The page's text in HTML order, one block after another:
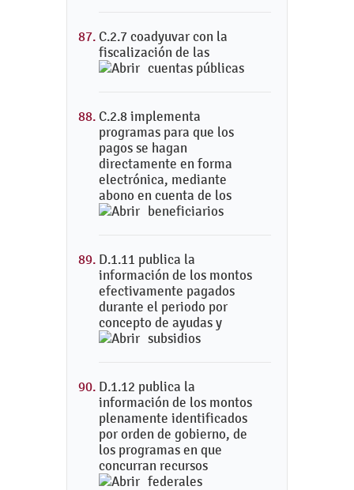
C.2.7 coadyuvar con la
fiscalización de las
cuentas públicas
C.2.8 implementa
programas para que los
pagos se hagan
directamente en forma
electrónica, mediante
abono en cuenta de los
beneficiarios
D.1.11 publica la
información de los montos
efectivamente pagados
durante el periodo por
concepto de ayudas y
subsidios
D.1.12 publica la
información de los montos
plenamente identificados
por orden de gobierno, de
los programas en que
concurran recursos
federales